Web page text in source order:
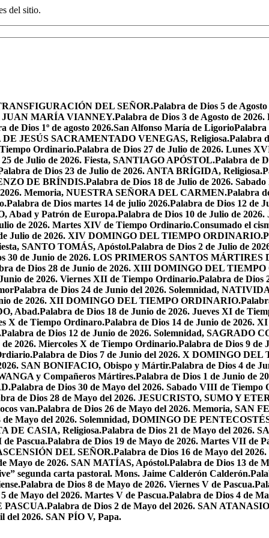
del sitio.
DEL SEÑOR.Palabra de Dios 5 de
JUAN MARÍA VIANNEY.Palabra de Dios 3 de Agosto de
de Dios 1º de agosto 2026.San Alfonso María de LigorioPalabra
JESÚS SACRAMENTADO VENEGAS, Religiosa.Palabra
Ordinario.Palabra de Dios 27 de Julio de 2026. Lunes
de Julio de 2026. Fiesta, SANTIAGO APÓSTOL.Palabra de
de Dios 23 de Julio de 2026. ANTA BRÍGIDA, Religiosa.
DE BRÍNDIS.Palabra de Dios 18 de Julio de 2026.
2026. Memoria, NUESTRA SEÑORA DEL CARMEN.Palabra
Palabra de Dios martes 14 de julio 2026.Palabra de Dios 12 de
Abad y Patrón de Europa.Palabra de Dios 10 de Julio de
de 2026. Martes XIV de Tiempo Ordinario.Consumado el
Julio de 2026. XIV DOMINGO DEL TIEMPO ORDINARIO.
SANTO TOMÁS, Apóstol.Palabra de Dios 2 de Julio de
30 de Junio de 2026. LOS PRIMEROS SANTOS
de Dios 28 de Junio de 2026. XIII DOMINGO DEL
de 2026. Viernes XII de Tiempo Ordinario.Palabra de Dios
Palabra de Dios 24 de Junio del 2026. Solemnidad,
de 2026. XII DOMINGO DEL TIEMPO ORDINARIO.
Abad.Palabra de Dios 18 de Junio de 2026. Jueves XI de
X de Tiempo Ordinaro.Palabra de Dios 14 de Junio de
Palabra de Dios 12 de Junio de 2026. Solemnidad, SAGRADO
2026. Miercoles X de Tiempo Ordinario.Palabra de Dios 9 de
Palabra de Dios 7 de Junio del 2026. X DOMINGO
SAN BONIFACIO, Obispo y Mártir.Palabra de Dios 4 de
y Compañeros Mártires.Palabra de Dios 1 de Junio de
Palabra de Dios 30 de Mayo del 2026. Sabado VIII de Tiempo
de Dios 28 de Mayo del 2026. JESUCRISTO, SUMO Y
van.Palabra de Dios 26 de Mayo del 2026. Memoria, SAN
de Mayo del 2026. Solemnidad, DOMINGO DE
DE CASIA, Religiosa.Palabra de Dios 21 de Mayo del 2026.
Pascua.Palabra de Dios 19 de Mayo de 2026. Martes VII de
DEL SEÑOR.Palabra de Dios 16 de Mayo del
Mayo de 2026. SAN MATÍAS, Apóstol.Palabra de Dios 13 de
segunda carta pastoral. Mons. Jaime Calderón Calderón.
Palabra de Dios 8 de Mayo de 2026. Viernes V de Pascua.
de Mayo del 2026. Martes V de Pascua.Palabra de Dios 4 de
PASCUA.Palabra de Dios 2 de Mayo del 2026. SAN
del 2026. SAN PÍO V, Papa.